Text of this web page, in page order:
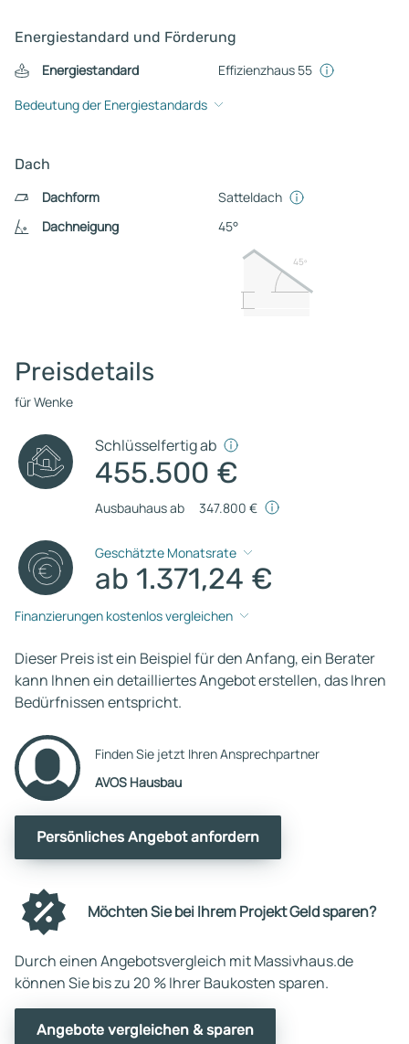
Energiestandard und Förderung
Energiestandard
Effizienzhaus 55
Bedeutung der Energiestandards
Dach
Dachform
Satteldach
Dachneigung
45°
45º
Preisdetails
für Wenke
Schlüsselfertig ab
455.500 €
Ausbauhaus ab 347.800 €
Geschätzte Monatsrate
ab 1.371,24 €
Finanzierungen kostenlos vergleichen
Dieser Preis ist ein Beispiel für den Anfang, ein Berater
kann Ihnen ein detailliertes Angebot erstellen, das Ihren
Bedürfnissen entspricht.
Finden Sie jetzt Ihren Ansprechpartner
AVOS Hausbau
Persönliches Angebot anfordern
Möchten Sie bei Ihrem Projekt Geld sparen?
Durch einen Angebotsvergleich mit Massivhaus.de
können Sie bis zu 20 % Ihrer Baukosten sparen.
Angebote vergleichen & sparen